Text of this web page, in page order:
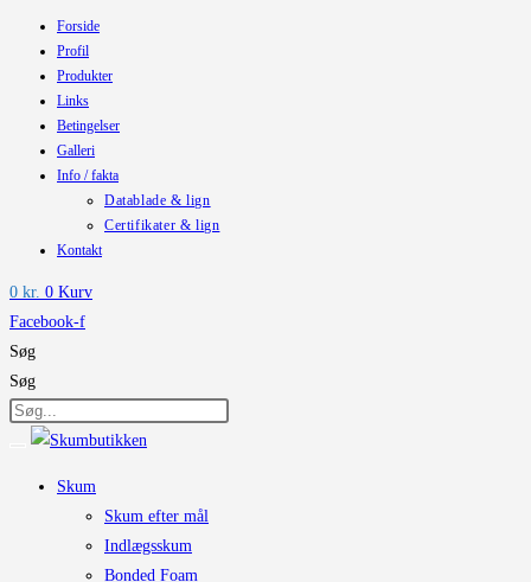
Forside
Profil
Produkter
Links
Betingelser
Galleri
Info / fakta
Datablade & lign
Certifikater & lign
Kontakt
0 kr. 0 Kurv
Facebook-f
Søg
Søg
Skum
Skum efter mål
Indlægsskum
Bonded Foam